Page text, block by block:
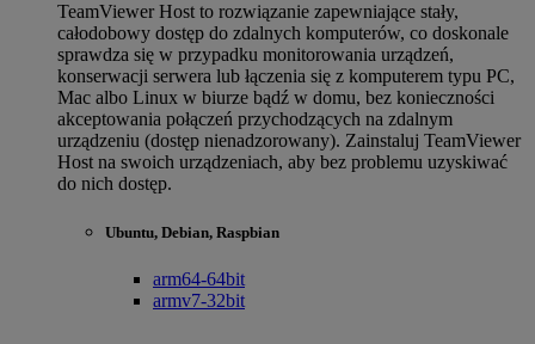
TeamViewer Host to rozwiązanie zapewniające stały,
całodobowy dostęp do zdalnych komputerów, co doskonale
sprawdza się w przypadku monitorowania urządzeń,
konserwacji serwera lub łączenia się z komputerem typu PC,
Mac albo Linux w biurze bądź w domu, bez konieczności
akceptowania połączeń przychodzących na zdalnym
urządzeniu (dostęp nienadzorowany). Zainstaluj TeamViewer
Host na swoich urządzeniach, aby bez problemu uzyskiwać
do nich dostęp.
Ubuntu, Debian, Raspbian
arm64-64bit
armv7-32bit